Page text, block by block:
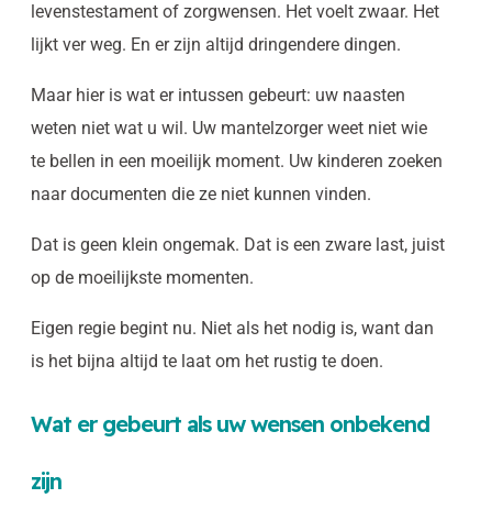
levenstestament of zorgwensen. Het voelt zwaar. Het
lijkt ver weg. En er zijn altijd dringendere dingen.
Maar hier is wat er intussen gebeurt: uw naasten
weten niet wat u wil. Uw mantelzorger weet niet wie
te bellen in een moeilijk moment. Uw kinderen zoeken
naar documenten die ze niet kunnen vinden.
Dat is geen klein ongemak. Dat is een zware last, juist
op de moeilijkste momenten.
Eigen regie begint nu. Niet als het nodig is, want dan
is het bijna altijd te laat om het rustig te doen.
Wat er gebeurt als uw wensen onbekend
zijn